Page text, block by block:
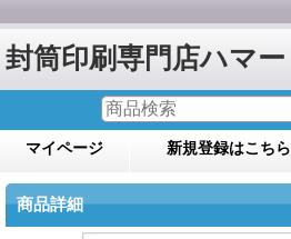
封筒印刷専門店ハマー
マイページ 新規登録はこちら
商品詳細